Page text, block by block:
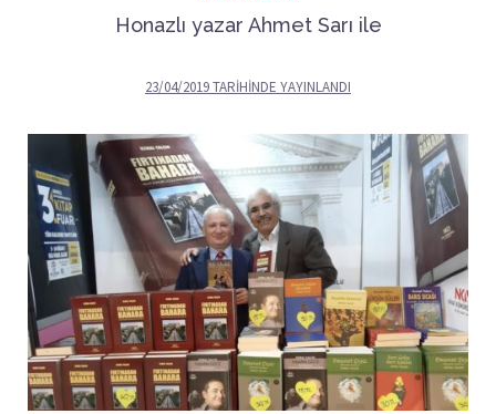
Honazlı yazar Ahmet Sarı ile
23/04/2019TARIHINDE YAYINLANDI